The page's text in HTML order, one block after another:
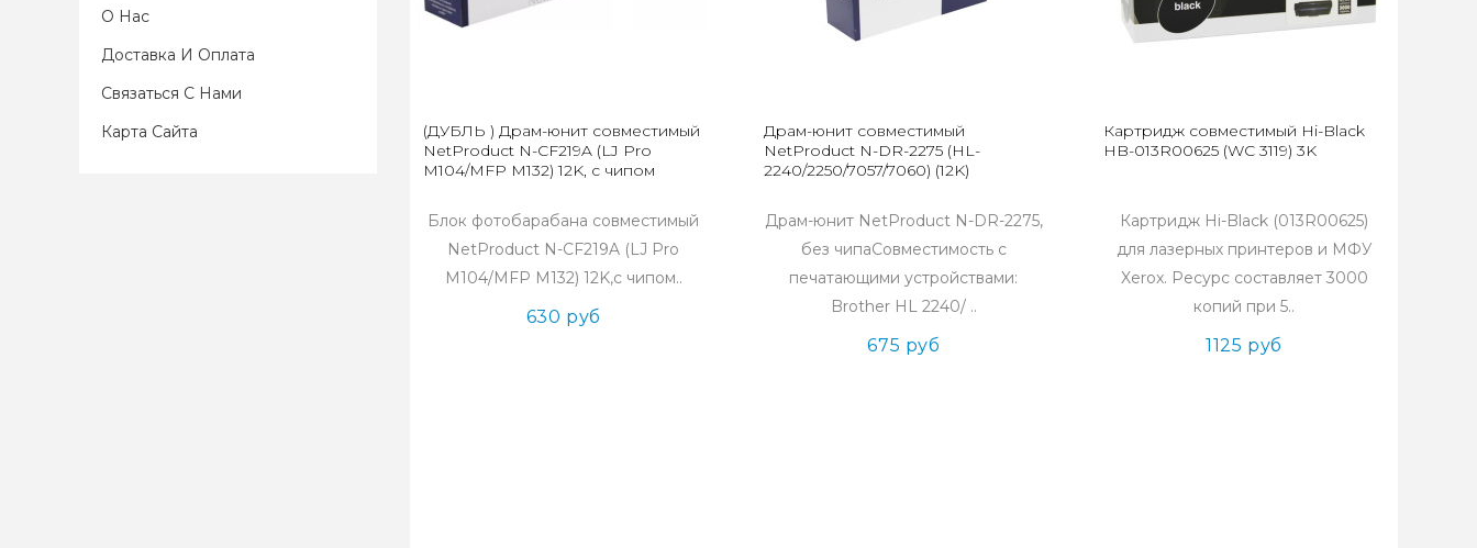
О Нас
Доставка И Оплата
Связаться С Нами
Карта Сайта
(ДУБЛЬ ) Драм-юнит совместимый
NetProduct N-CF219A (LJ Pro
M104/MFP M132) 12K, с чипом
Блок фотобарабана совместимый
NetProduct N-CF219A (LJ Pro
M104/MFP M132) 12K,с чипом..
630 руб
Драм-юнит совместимый
NetProduct N-DR-2275 (HL-
2240/2250/7057/7060) (12K)
Драм-юнит NetProduct N-DR-2275,
без чипаСовместимость с
печатающими устройствами:
Brother HL 2240/ ..
675 руб
Картридж совместимый Hi-Black
HB-013R00625 (WC 3119) 3K
Картридж Hi-Black (013R00625)
для лазерных принтеров и МФУ
Xerox. Ресурс составляет 3000
копий при 5..
1125 руб